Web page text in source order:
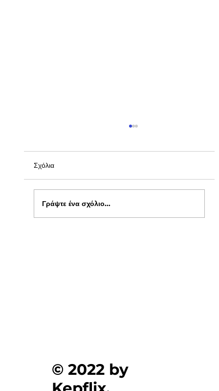
Σχόλια
Γράψτε ένα σχόλιο...
© 2022 by